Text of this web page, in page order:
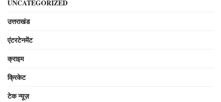
UNCATEGORIZED
उत्तराखंड
एंटरटेनमेंट
क्राइम
क्रिकेट
टेक न्यूज़